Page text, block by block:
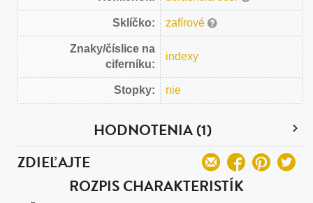
Sklíčko: zafírové
Znaky/číslice na
ciferníku:
indexy
Stopky: nie
HODNOTENIA (1)
ZDIEĽAJTE
ROZPIS CHARAKTERISTÍK